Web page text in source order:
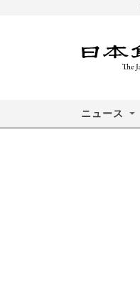
ニュース